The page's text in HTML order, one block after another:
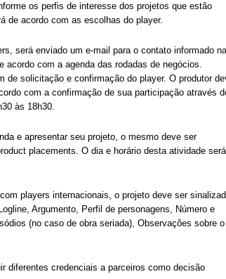
os perfis de interesse dos projetos que estão
de acordo com as escolhas do player.
será enviado um e-mail para o contato informado na
acordo com a agenda das rodadas de negócios.
de solicitação e confirmação do player. O produtor
com a confirmação de sua participação através
às 18h30.
e apresentar seu projeto, o mesmo deve ser
placements. O dia e horário desta atividade será
players internacionais, o projeto deve ser
Argumento, Perfil de personagens, Número e
(no caso de obra seriada), Observações sobre o
diferentes credenciais a parceiros como decisão